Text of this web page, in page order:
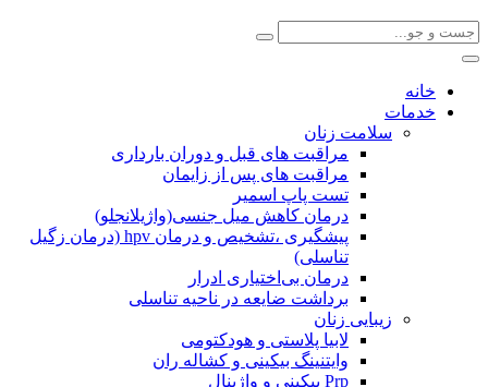
خانه
خدمات
سلامت زنان
مراقبت های قبل و دوران بارداری
مراقبت های پس از زایمان
تست پاپ اسمیر
درمان کاهش میل جنسی(واژیلانجلو)
پیشگیری ،تشخیص و درمان hpv (درمان زگیل
تناسلی)
درمان بی‌اختیاری ادرار
برداشت ضایعه در ناحیه تناسلی
زیبایی زنان
لابیا پلاستی و هودکتومی
وایتنینگ بیکینی و کشاله ران
Prp بیکینی و واژینال